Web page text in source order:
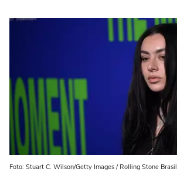
Foto: Stuart C. Wilson/Getty Images / Rolling Stone Brasil